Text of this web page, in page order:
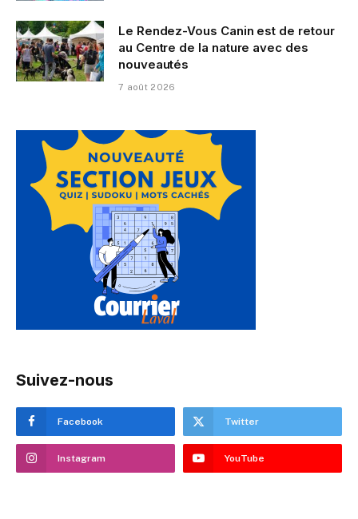
Le Rendez-Vous Canin est de retour
au Centre de la nature avec des
nouveautés
7 août 2026
Suivez-nous
Facebook Twitter
Instagram YouTube